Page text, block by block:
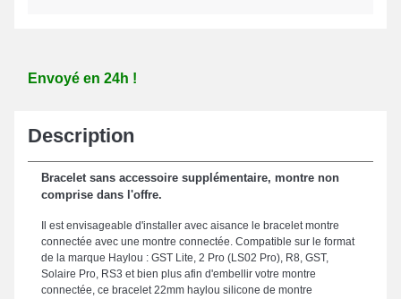
Envoyé en 24h !
Description
Bracelet sans accessoire supplémentaire, montre non
comprise dans l'offre.
Il est envisageable d'installer avec aisance le bracelet montre
connectée avec une montre connectée. Compatible sur le format
de la marque Haylou : GST Lite, 2 Pro (LS02 Pro), R8, GST,
Solaire Pro, RS3 et bien plus afin d'embellir votre montre
connectée, ce bracelet 22mm haylou silicone de montre